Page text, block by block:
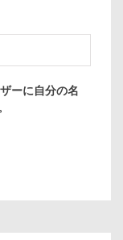
ーに自分の名